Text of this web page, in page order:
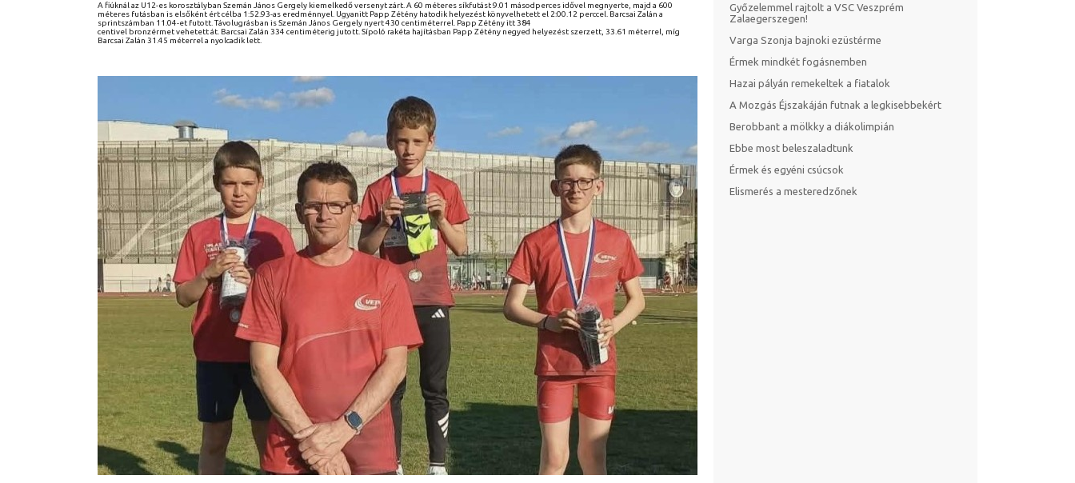
A fiúknál az U12-es korosztályban Szemán János Gergely kiemelkedő versenyt zárt. A 60 méteres síkfutást 9.01 másodperces idővel megnyerte, majd a 600
méteres futásban is elsőként ért célba 1:52.93-as eredménnyel. Ugyanitt Papp Zétény hatodik helyezést könyvelhetett el 2:00.12 perccel. Barcsai Zalán a
sprintszámban 11.04-et futott. Távolugrásban is Szemán János Gergely nyert 430 centiméterrel. Papp Zétény itt 384
centivel bronzérmet vehetett át. Barcsai Zalán 334 centiméterig jutott. Sípoló rakéta hajításban Papp Zétény negyed helyezést szerzett, 33.61 méterrel, míg
Barcsai Zalán 31.45 méterrel a nyolcadik lett.
Győzelemmel rajtolt a VSC Veszprém
Zalaegerszegen!
Varga Szonja bajnoki ezüstérme
Érmek mindkét fogásnemben
Hazai pályán remekeltek a fiatalok
A Mozgás Éjszakáján futnak a legkisebbekért
Berobbant a mölkky a diákolimpián
Ebbe most beleszaladtunk
Érmek és egyéni csúcsok
Elismerés a mesteredzőnek